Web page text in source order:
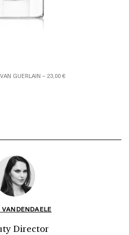
GUERLAIN – 23,00 €
Director